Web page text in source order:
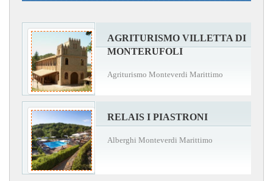
AGRITURISMO VILLETTA DI
MONTERUFOLI
Agriturismo Monteverdi Marittimo
RELAIS I PIASTRONI
Alberghi Monteverdi Marittimo